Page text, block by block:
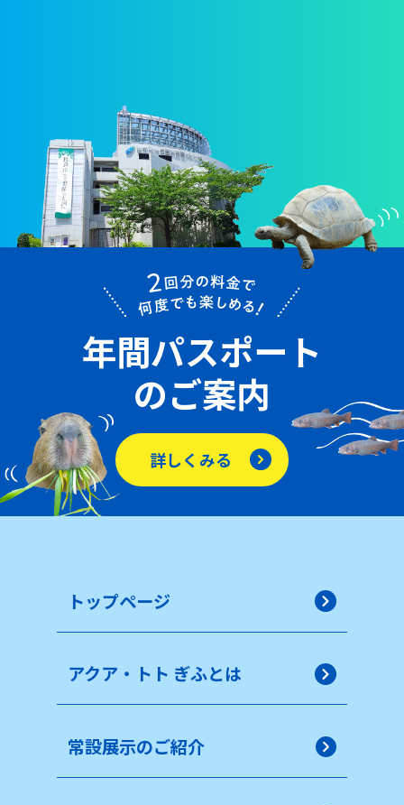
年間パスポート
のご案内
詳しくみる
トップページ
アクア・トト ぎふとは
常設展示のご紹介